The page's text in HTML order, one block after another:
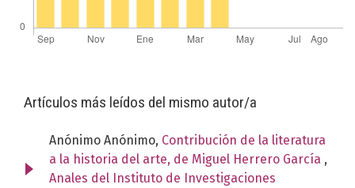
Artículos más leídos del mismo autor/a
Anónimo Anónimo, Contribución de la literatura
a la historia del arte, de Miguel Herrero García ,
Anales del Instituto de Investigaciones